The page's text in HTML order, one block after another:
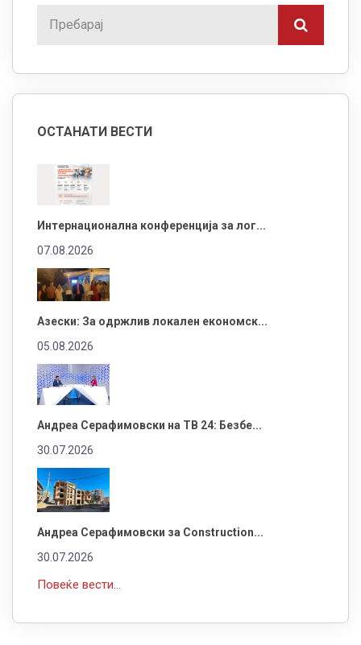
ОСТАНАТИ ВЕСТИ
Интернационална конференција за лог...
07.08.2026
Азески: За одржлив локален економск...
05.08.2026
Андреа Серафимовски на ТВ 24: Безбе...
30.07.2026
Андреа Серафимовски за Construction...
30.07.2026
Повеќе вести...